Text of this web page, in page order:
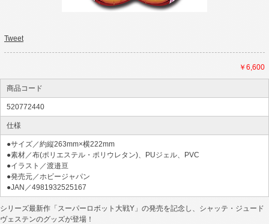
Tweet
￥6,600
商品コード
520772440
仕様
●サイズ／約縦263mm×横222mm
●素材／布(ポリエステル・ポリウレタン)、PUジェル、PVC
●イラスト／渡邉亘
●発売元／ホビージャパン
●JAN／4981932525167
シリーズ最新作「スーパーロボット大戦Y」の発売を記念し、シャッテ・ジュード
ヴェステンのグッズが登場！